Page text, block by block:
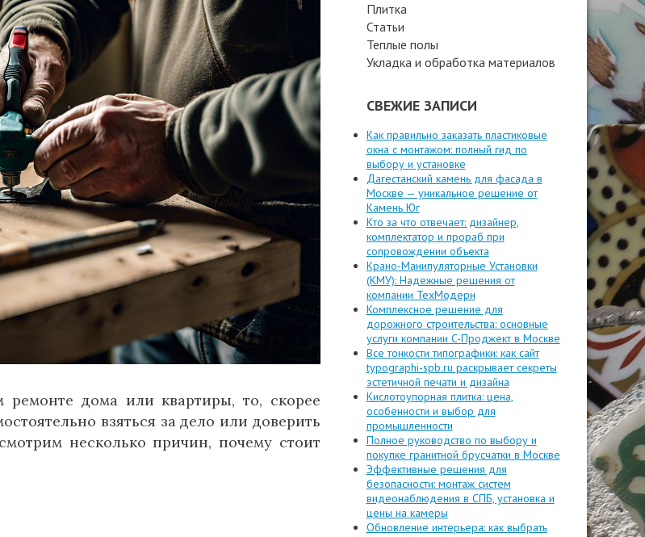
дома или квартиры, то, скорее
взяться за дело или доверить
несколько причин, почему стоит
Плитка
Статьи
Теплые полы
Укладка и обработка материалов
СВЕЖИЕ ЗАПИСИ
Как правильно заказать пластиковые
окна с монтажом: полный гид по
выбору и установке
Дагестанский камень для фасада в
Москве — уникальное решение от
Камень Юг
Кто за что отвечает: дизайнер,
комплектатор и прораб при
сопровождении объекта
Крано-Манипуляторные Установки
(КМУ): Надежные решения от
компании ТехМодерн
Комплексное решение для
дорожного строительства: основные
услуги компании C-Проджект в Москве
Все тонкости типографики: как сайт
typographi-spb.ru раскрывает секреты
эстетичной печати и дизайна
Кислотоупорная плитка: цена,
особенности и выбор для
промышленности
Полное руководство по выбору и
покупке гранитной брусчатки в Москве
Эффективные решения для
безопасности: монтаж систем
видеонаблюдения в СПБ, установка и
цены на камеры
Обновление интерьера: как выбрать